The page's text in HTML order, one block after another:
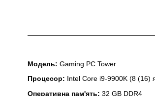
Модель: Gaming PC Tower
Процесор: Intel Core i9-9900K (8 (16)
Оперативна пам'ять: 32 GB DDR4